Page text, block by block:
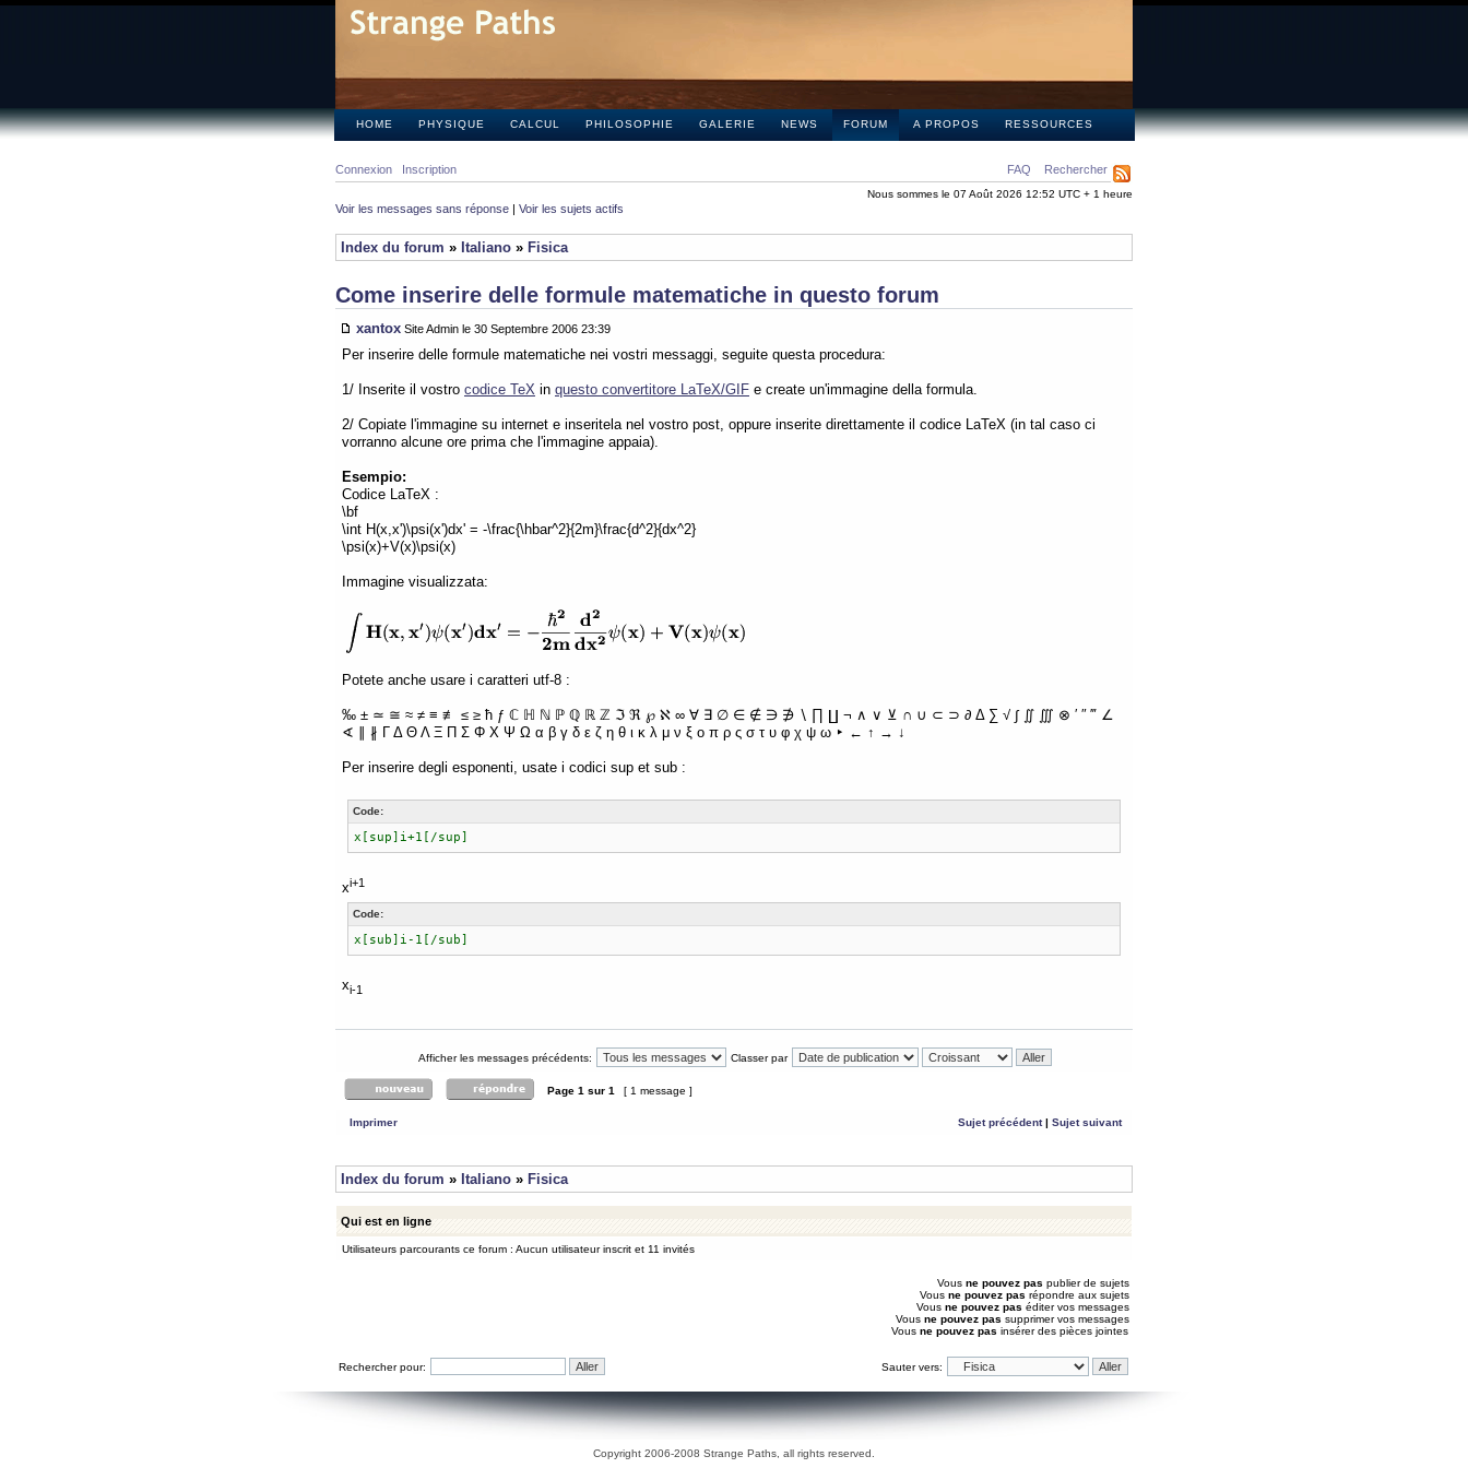
HOME PHYSIQUE CALCUL PHILOSOPHIE GALERIE NEWS FORUM A PROPOS RESSOURCES
FAQ Rechercher
Connexion Inscription
Nous sommes le 07 Août 2026 12:52 UTC + 1 heure
Voir les messages sans réponse | Voir les sujets actifs
Index du forum » Italiano » Fisica
Come inserire delle formule matematiche in questo forum
xantox Site Admin le 30 Septembre 2006 23:39
Per inserire delle formule matematiche nei vostri messaggi, seguite questa procedura:
1/ Inserite il vostro codice TeX in questo convertitore LaTeX/GIF e create un'immagine della formula.
2/ Copiate l'immagine su internet e inseritela nel vostro post, oppure inserite direttamente il codice LaTeX (in tal caso ci
vorranno alcune ore prima che l'immagine appaia).
Esempio:
Codice LaTeX :
\bf
\int H(x,x')\psi(x')dx' = -\frac{\hbar^2}{2m}\frac{d^2}{dx^2}
\psi(x)+V(x)\psi(x)
Immagine visualizzata:
Potete anche usare i caratteri utf-8 :
‰ ± ≃ ≅ ≈ ≠ ≡ ≢ ≤ ≥ ħ ƒ ℂ ℍ ℕ ℙ ℚ ℝ ℤ ℑ ℜ ℘ ℵ ∞ ∀ ∃ ∅ ∈ ∉ ∋ ∌ ∖ ∏ ∐ ¬ ∧ ∨ ⊻ ∩ ∪ ⊂ ⊃ ∂ Δ ∑ √ ∫ ∬ ∭ ⊗ ′ ″ ‴ ∠
∢ ∥ ∦ Γ Δ Θ Λ Ξ Π Σ Φ Χ Ψ Ω α β γ δ ε ζ η θ ι κ λ μ ν ξ ο π ρ ς σ τ υ φ χ ψ ω ‣ ← ↑ → ↓
Per inserire degli esponenti, usate i codici sup et sub :
Code:
x[sup]i+1[/sup]
xi+1
Code:
x[sub]i-1[/sub]
xi-1
Afficher les messages précédents: Classer par
Page 1 sur 1 [ 1 message ]
Imprimer Sujet précédent| Sujet suivant
Index du forum » Italiano » Fisica
Qui est en ligne
Utilisateurs parcourants ce forum : Aucun utilisateur inscrit et 11 invités
Vous ne pouvez pas publier de sujets
Vous ne pouvez pas répondre aux sujets
Vous ne pouvez pas éditer vos messages
Vous ne pouvez pas supprimer vos messages
Vous ne pouvez pas insérer des pièces jointes
Rechercher pour: Sauter vers:
Copyright 2006-2008 Strange Paths, all rights reserved.